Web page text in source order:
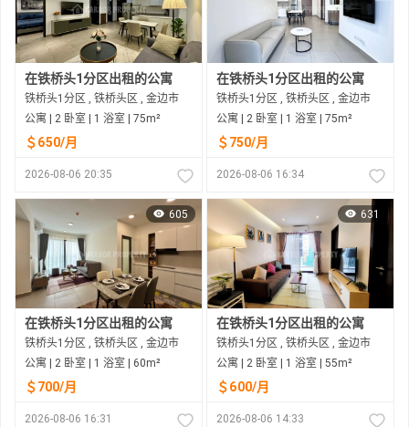
在铁桥头1分区出租的公寓
铁桥头1分区 , 铁桥头区 , 金边市
公寓 | 2 卧室 | 1 浴室 | 75m²
＄650/月
2026-08-06 20:35
在铁桥头1分区出租的公寓
铁桥头1分区 , 铁桥头区 , 金边市
公寓 | 2 卧室 | 1 浴室 | 75m²
＄750/月
2026-08-06 16:34
605
在铁桥头1分区出租的公寓
铁桥头1分区 , 铁桥头区 , 金边市
公寓 | 2 卧室 | 1 浴室 | 60m²
＄700/月
2026-08-06 16:31
631
在铁桥头1分区出租的公寓
铁桥头1分区 , 铁桥头区 , 金边市
公寓 | 2 卧室 | 1 浴室 | 55m²
＄600/月
2026-08-06 14:33